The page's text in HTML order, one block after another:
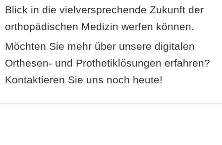
Blick in die vielversprechende Zukunft der
orthopädischen Medizin werfen können.
Möchten Sie mehr über unsere digitalen
Orthesen- und Prothetiklösungen erfahren?
Kontaktieren Sie uns noch heute!